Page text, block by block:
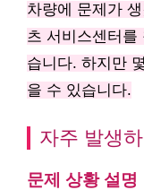
차량에 문제가
츠 서비스센터를
습니다. 하지만
을 수 있습니다.
자주 발생
문제 상황 설명